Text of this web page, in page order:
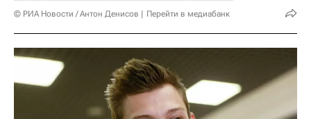
© РИА Новости / Антон Денисов Перейти в медиабанк